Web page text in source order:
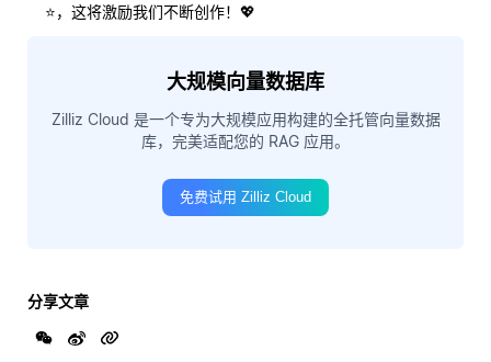
⭐，这将激励我们不断创作！💖
大规模向量数据库
Zilliz Cloud 是一个专为大规模应用构建的全托管向量数据
库，完美适配您的 RAG 应用。
免费试用 Zilliz Cloud
分享文章